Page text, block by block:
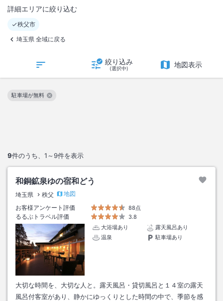
詳細エリアに絞り込む
秩父市
埼玉県 全域に戻る
絞り込み
(選択中) 地図表示
9件のうち、 1～9件を表示
駐車場が無料
この絞り込み条件を解除
和銅鉱泉ゆの宿和どう
埼玉県 秩父
地図
お客様アンケート評価
88点
るるぶトラベル評価
3.8
大浴場あり
露天風呂あり
温泉
駐車場あり
大切な時間を、大切な人と。露天風呂・貸切風呂と１４室の露天
風呂付客室があり、静かにゆっくりとした時間の中で、季節を感